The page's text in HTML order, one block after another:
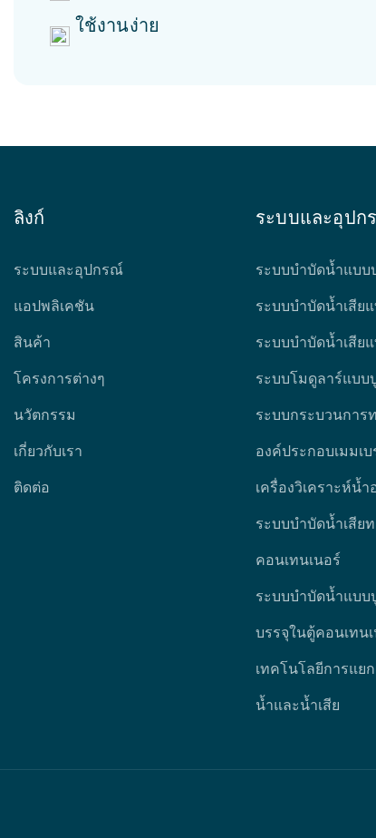
ใช้งานง่าย
ลิงก์
ระบบและอุปกรณ์
แอปพลิเคชัน
สินค้า
โครงการต่างๆ
นวัตกรรม
เกี่ยวกับเรา
ติดต่อ
ระบบและอุปก
ระบบบำบัดน้ำแบบ
ระบบบำบัดน้ำเสีย
ระบบบำบัดน้ำเสีย
ระบบโมดูลาร์แบ
ระบบกระบวนการ
องค์ประกอบเมมเ
เครื่องวิเคราะห์น้
ระบบบำบัดน้ำเสี
คอนเทนเนอร์
ระบบบำบัดน้ำแบ
บรรจุในตู้คอนเทน
เทคโนโลยีการแย
น้ำและน้ำเสีย